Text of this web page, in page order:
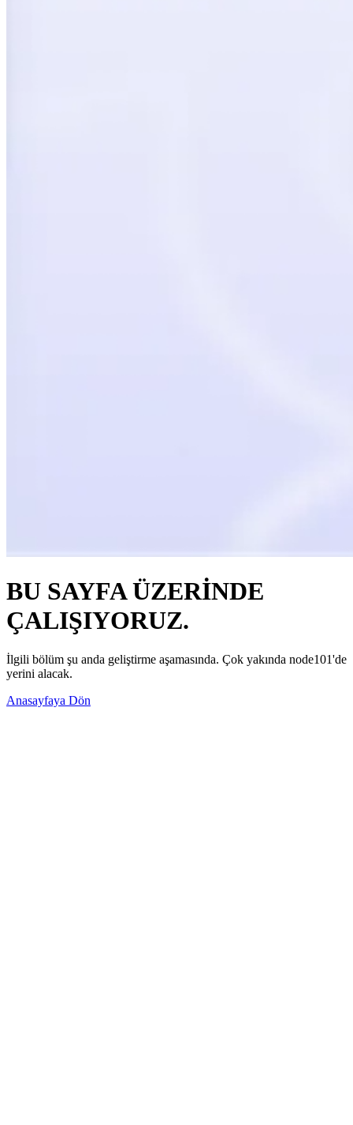
BU SAYFA ÜZERİNDE
ÇALIŞIYORUZ.
İlgili bölüm şu anda geliştirme aşamasında. Çok yakında node101'de
yerini alacak.
Anasayfaya Dön